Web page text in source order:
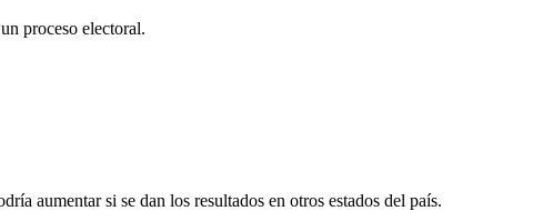
proceso electoral.
aumentar si se dan los resultados en otros estados del país.